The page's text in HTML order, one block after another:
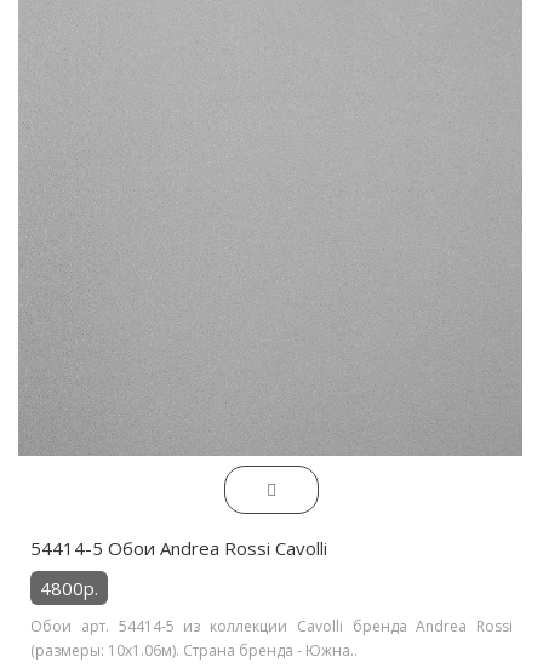
54414-5 Обои Andrea Rossi Cavolli
4800р.
Обои арт. 54414-5 из коллекции Cavolli бренда Andrea Rossi
(размеры: 10х1.06м). Страна бренда - Южна..